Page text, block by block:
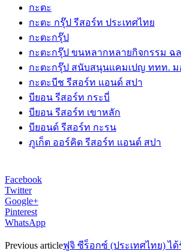
กะตะ
กะตะ กรุ๊ป รีสอร์ท ประเทศไทย
กะตะกรุ๊ป
กะตะกรุ๊ป ขนหลากหลายกิจกรรม ฉ
กะตะกรุ๊ป สนับสนุนแคมเปญ ททท.
กะตะบีช รีสอร์ท แอนด์ สปา
บียอน รีสอร์ท กระบี่
บียอน รีสอร์ท เขาหลัก
บียอนด์ รีสอร์ท กะรน
ภูเก็ต ออร์คิด รีสอร์ท แอนด์ สปา
Facebook
Twitter
Google+
Pinterest
WhatsApp
Previous articleฟูจิ ซีร็อกซ์ (ประเทศไทย) ไ